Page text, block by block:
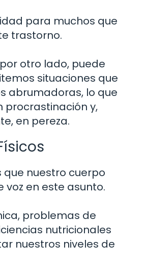
para muchos que
trastorno.
otro lado, puede
situaciones que
abrumadoras, lo que
procrastinación y,
en pereza.
que nuestro cuerpo
voz en este asunto.
problemas de
nutricionales
nuestros niveles de